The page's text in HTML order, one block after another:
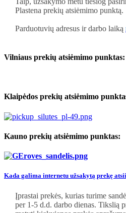
Plastena prekių atsiėmimo punktą.
Parduotuvių adresus ir darbo laiką
Vilniaus prekių atsiėmimo punktas:
Klaipėdos prekių atsiėmimo
Kauno prekių atsiėmimo punktas:
Kada galima internetu užsakytą prekę
Įprastai prekės, kurias turime
per 1-5 d.d. darbo dienas. Tikslią